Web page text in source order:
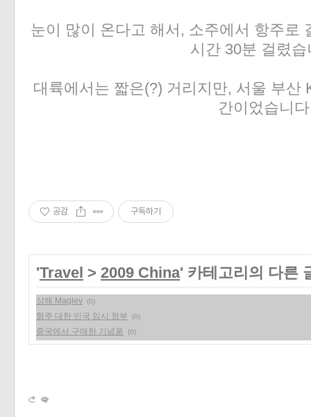
눈이 많이 온다고 해서, 소주에서 항주로
시간 30분 걸렸습
대륙에서는 짧은(?) 거리지만, 서울 부산
간이었습니
공감 구독하기
'Travel > 2009 China' 카테고리의 다른
상해 Maglev (0)
항주 대한 민국 임시 정부 (0)
중국에서 구매한 기념품 (0)